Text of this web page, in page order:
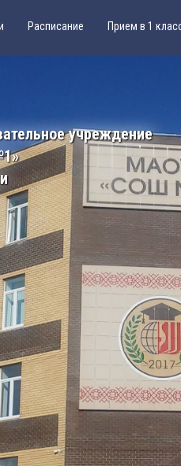
Расписание Прием в 1
учреждение